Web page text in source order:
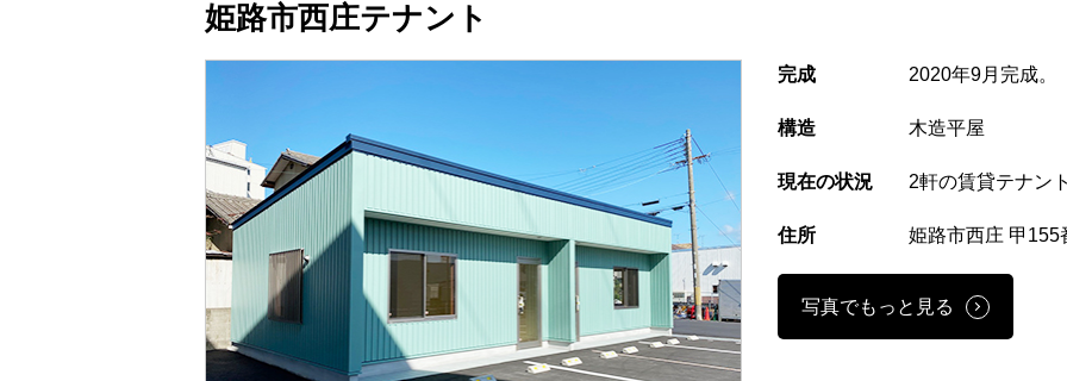
姫路市西庄テナント
完成 2020年9月完成。
構造 木造平屋
現在の状況 2軒の賃貸テナン
住所 姫路市西庄 甲155
写真でもっと見る